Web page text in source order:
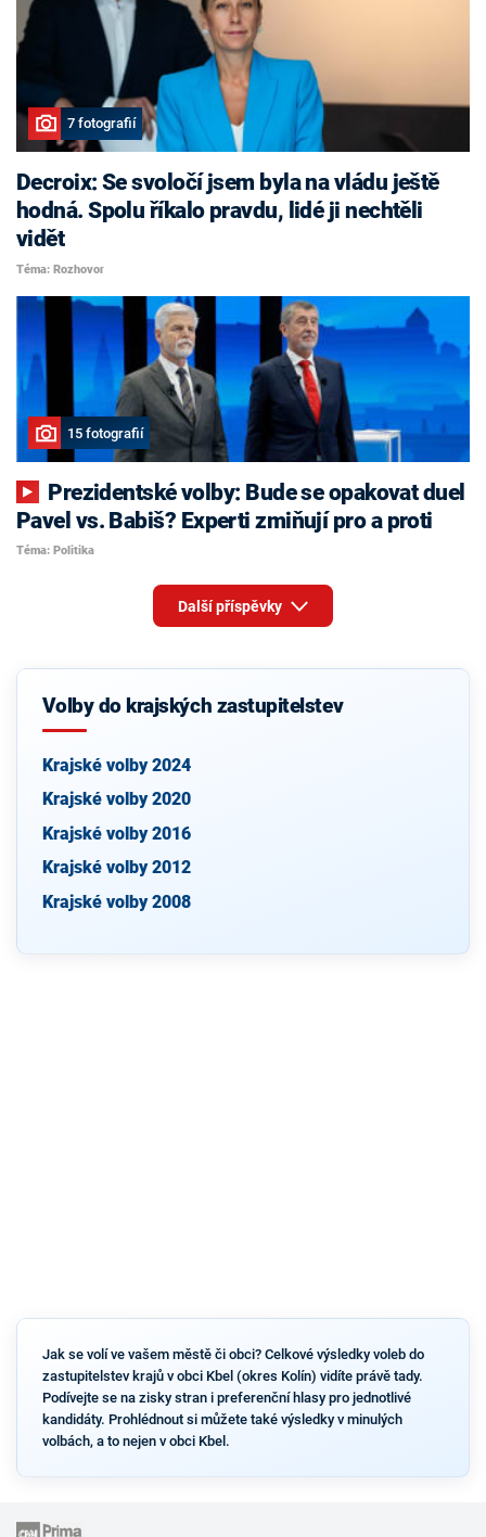
7 fotografií
Decroix: Se svoločí jsem byla na vládu ještě
hodná. Spolu říkalo pravdu, lidé ji nechtěli
vidět
Téma: Rozhovor
15 fotografií
Pavel vs. Babiš? Experti zmiňují pro a proti
Téma: Politika
Další příspěvky
Volby do krajských zastupitelstev
Krajské volby 2024
Krajské volby 2020
Krajské volby 2016
Krajské volby 2012
Krajské volby 2008
Jak se volí ve vašem městě či obci? Celkové výsledky voleb do
zastupitelstev krajů v obci Kbel (okres Kolín) vidíte právě tady.
Podívejte se na zisky stran i preferenční hlasy pro jednotlivé
kandidáty. Prohlédnout si můžete také výsledky v minulých
volbách, a to nejen v obci Kbel.